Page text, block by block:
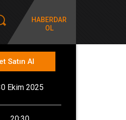
HABERDAR
OL
Satın Al
Ekim 2025